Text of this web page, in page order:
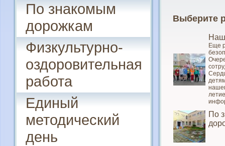
По знакомым
дорожкам
Физкультурно-
оздоровительная
работа
Единый
методический
день
Выберите
Еще
По